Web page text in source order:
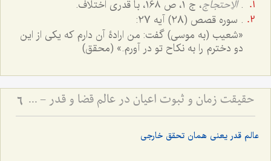
.الاِحتجاج، ج ۱، ص ۱6۸، با قدری اختلاف.
. سوره قصص (28) آیه 27:
«شعیب (به موسی) گفت: من ارادۀ آن دارم که یکی از این
دو دخترم را به نکاح تو در آورم.» (محقق)
حقیقت زمان و ثبوت اعیان در عالم قضا و قدر - تبیین نسبت میان حرکت دهری و تحقق خارجی موجودات 6
عالم قدر یعنی همان تحقق خارجی